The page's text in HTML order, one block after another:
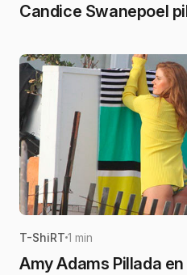
Candice Swanepoel
T-ShiRT 1 min
Amy Adams Pillada